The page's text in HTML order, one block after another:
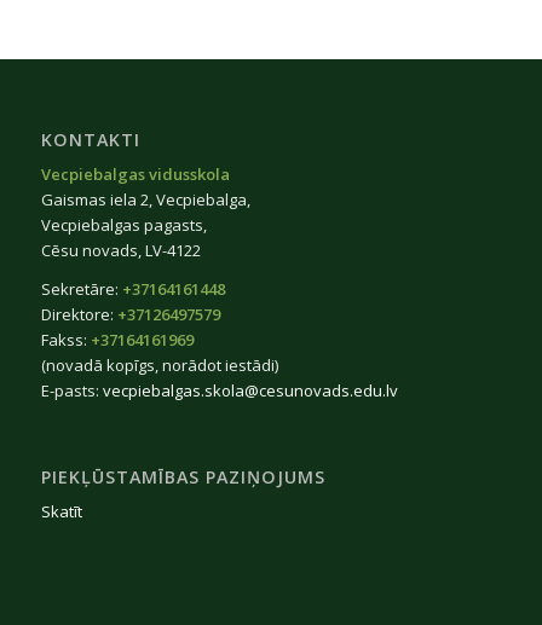
KONTAKTI
Vecpiebalgas vidusskola
Gaismas iela 2, Vecpiebalga,
Vecpiebalgas pagasts,
Cēsu novads, LV-4122
Sekretāre: +37164161448
Direktore: +37126497579
Fakss: +37164161969
(novadā kopīgs, norādot iestādi)
E-pasts: vecpiebalgas.skola@cesunovads.edu.lv
PIEKĻŪSTAMĪBAS PAZIŅOJUMS
Skatīt